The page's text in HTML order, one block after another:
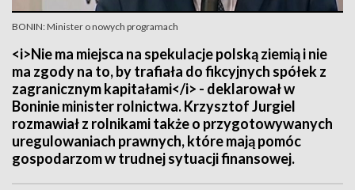
BONIN: Minister o nowych programach
<i>Nie ma miejsca na spekulacje polską ziemią i nie
ma zgody na to, by trafiała do fikcyjnych spółek z
zagranicznym kapitałami</i> - deklarował w
Boninie minister rolnictwa. Krzysztof Jurgiel
rozmawiał z rolnikami także o przygotowywanych
uregulowaniach prawnych, które mają pomóc
gospodarzom w trudnej sytuacji finansowej.